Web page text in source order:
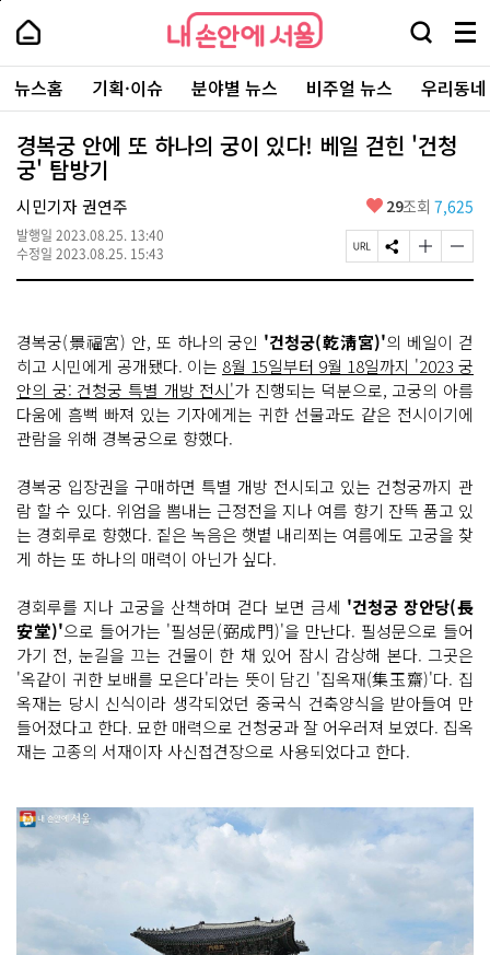
본
로
가
내
손
안
에
서
울
-
서
울
시
대
표
소
통
포
내
손
에
울
검
창
열
기
메
뉴
전
체
보
주
요
서
뉴스홈 기획·이슈 분야별 뉴스 비주얼 뉴스 우리동
경복궁 안에 또 하나의 궁이 있다! 베일 걷힌 '건청
궁' 탐방기
시민기자 권연주
발행일 2023.08.25. 13:40
수정일 2023.08.25. 15:43
좋
요
29조회 7,625
페
이
R
L
복
사
S
N
유
하
기
글
자
크
게
변
경
하
기
글
자
작
게
변
경
하
기
경복궁(景福宮) 안, 또 하나의 궁인 '건청궁(乾淸宮)'의 베일이 걷
히고 시민에게 공개됐다. 이는 8월 15일부터 9월 18일까지 '2023 궁
안의 궁: 건청궁 특별 개방 전시'가 진행되는 덕분으로, 고궁의 아름
다움에 흠뻑 빠져 있는 기자에게는 귀한 선물과도 같은 전시이기에
관람을 위해 경복궁으로 향했다.
경복궁 입장권을 구매하면 특별 개방 전시되고 있는 건청궁까지 관
람 할 수 있다. 위엄을 뽐내는 근정전을 지나 여름 향기 잔뜩 품고 있
는 경회루로 향했다. 짙은 녹음은 햇볕 내리쬐는 여름에도 고궁을 찾
게 하는 또 하나의 매력이 아닌가 싶다.
경회루를 지나 고궁을 산책하며 걷다 보면 금세 '건청궁 장안당(長
安堂)'으로 들어가는 '필성문(弼成門)'을 만난다. 필성문으로 들어
가기 전, 눈길을 끄는 건물이 한 채 있어 잠시 감상해 본다. 그곳은
'옥같이 귀한 보배를 모은다'라는 뜻이 담긴 '집옥재(集玉齋)'다. 집
옥재는 당시 신식이라 생각되었던 중국식 건축양식을 받아들여 만
들어졌다고 한다. 묘한 매력으로 건청궁과 잘 어우러져 보였다. 집옥
재는 고종의 서재이자 사신접견장으로 사용되었다고 한다.
페
상
단
로